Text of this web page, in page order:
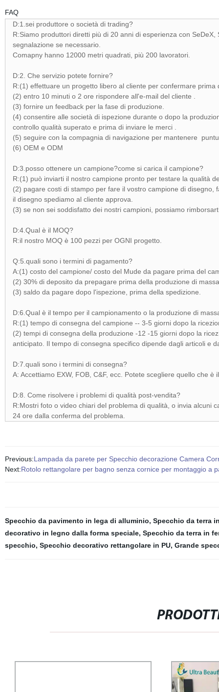
FAQ
D:1.sei produttore o società di trading?
R:Siamo produttori diretti più di 20 anni di esperienza con
segnalazione se necessario.
Comapny hanno 12000 metri quadrati, più 200 lavoratori.
D:2. Che servizio potete fornire?
R:(1) effettuare un progetto libero al cliente per confermare
(2) entro 10 minuti o 2 ore rispondere all'e-mail del cliente .
(3) fornire un feedback per la fase di produzione.
(4) consentire alle società di ispezione durante o dopo la
controllo qualità superato e prima di inviare le merci .
(5) seguire con la compagnia di navigazione per mantenere
(6) OEM e ODM
D:3.posso ottenere un campione?come si carica il campione?
R:(1) può inviarti il nostro campione pronto per testare la qualità
(2) pagare costi di stampo per fare il vostro campione di
il disegno spediamo al cliente approva.
(3) se non sei soddisfatto dei nostri campioni, possiamo
D:4.Qual è il MOQ?
R:il nostro MOQ è 100 pezzi per OGNI progetto.
Q:5.quali sono i termini di pagamento?
A:(1) costo del campione/ costo del Mude da pagare prima del
(2) 30% di deposito da prepagare prima della produzione di
(3) saldo da pagare dopo l'ispezione, prima della spedizione.
D:6.Qual è il tempo per il campionamento o la produzione di
R:(1) tempo di consegna del campione -- 3-5 giorni dopo la
(2) tempi di consegna della produzione -12 -15 giorni dopo la
anticipato. Il tempo di consegna specifico dipende dagli articoli e
D:7.quali sono i termini di consegna?
A: Accettiamo EXW, FOB, C&F, ecc. Potete scegliere quello che
D:8. Come risolvere i problemi di qualità post-vendita?
R:Mostri foto o video chiari del problema di qualità, o invia alcuni
24 ore dalla conferma del problema.
Previous:Lampada da parete per Specchio decorazione Camera
Next:Rotolo rettangolare per bagno senza cornice per montaggio a
Specchio da pavimento in lega di alluminio, Specchio da terra
decorativo in legno dalla forma speciale, Specchio da terra in
specchio, Specchio decorativo rettangolare in PU, Grande